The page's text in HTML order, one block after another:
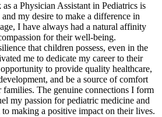
a Physician Assistant in Pediatrics is
my desire to make a difference in
I have always had a natural affinity
for their well-being.
that children possess, even in the
me to dedicate my career to their
to provide quality healthcare,
and be a source of comfort
The genuine connections I form
my passion for pediatric medicine and
making a positive impact on their lives.